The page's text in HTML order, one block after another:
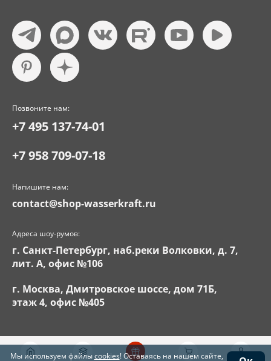
Позвоните нам:
+7 495 137-74-01
+7 958 709-07-18
Напишите нам:
contact@shop-wasserkraft.ru
Адреса шоу-румов:
г. Санкт-Петербург, наб.реки Волковки, д. 7,
лит. А, офис №106
г. Москва, Дмитровское шоссе, дом 71Б,
этаж 4, офис №405
Мы используем файлыcookies! Оставаясь на нашем сайте,